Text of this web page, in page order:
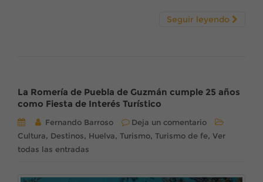
Seguir leyendo
La Romería de Puebla de Guzmán cumple 25 años
como Fiesta de Interés Turístico
Fernando Barroso
Deja un comentario
Cultura, Destinos, Huelva, Turismo, Turismo de fe, Ver
todas las entradas